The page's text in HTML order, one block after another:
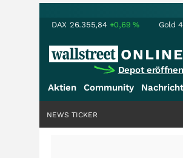
DAX 26.355,84 +0,69% Gold
Depot eröffnen
Aktien Community
NEWS TICKER